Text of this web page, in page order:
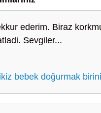
ederim. Biraz
Sevgiler...
bebek doğurmak